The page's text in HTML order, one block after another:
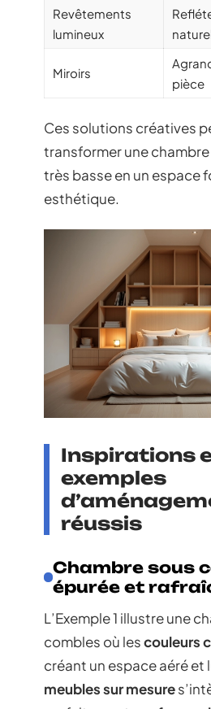
Revêtements
lumineux
Miroirs
pièce
Ces solutions créatives
transformer une
très basse en un espace
esthétique.
Inspirations
exemples
réussis
Chambre sous
épurée et
L’Exemple 1 illustre une
combles où lescouleurs
créant un espace aéré et
meubles sur mesure